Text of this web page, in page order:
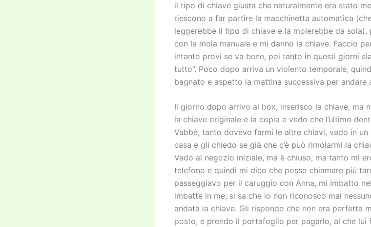
il tipo di chiave giusta che naturalmente era stato
riescono a far partire la macchinetta automatica
leggerebbe il tipo di chiave e la molerebbe da sola),
con la mola manuale e mi danno la chiave. Faccio
intanto provi se va bene, poi tanto in questi giorni
tutto”. Poco dopo arriva un violento temporale,
bagnato e aspetto la mattina successiva per andare
Il giorno dopo arrivo al box, inserisco la chiave, ma
la chiave originale e la copia e vedo che l’ultimo
Vabbè, tanto dovevo farmi le altre chiavi, vado in
casa e gli chiedo se già che ç’è può rimolarmi la
Vado al negozio iniziale, ma è chiuso; ma tanto mi
telefono e quindi mi dico che posso chiamare più
passeggiavo per il caruggio con Anna, mi imbatto
imbatte in me, si sa che io non riconosco mai
andata la chiave. Gli rispondo che non era perfetta
posto, e prendo il portafoglio per pagarlo, al che lui